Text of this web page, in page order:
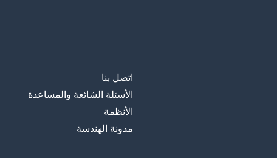
اتصل بنا
الأسئلة الشائعة والمساعدة
الأنظمة
مدونة الهندسة